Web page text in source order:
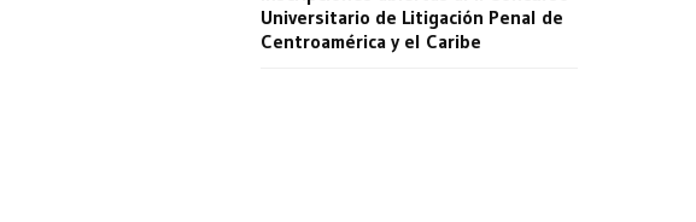
Universitario de Litigación Penal de
Centroamérica y el Caribe